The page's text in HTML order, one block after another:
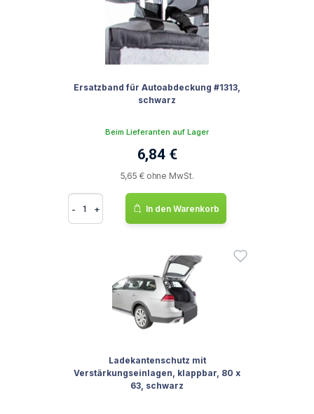
Ersatzband für Autoabdeckung #1313,
schwarz
Beim Lieferanten auf Lager
6,84 €
5,65 € ohne MwSt.
- + In den Warenkorb
Ladekantenschutz mit
Verstärkungseinlagen, klappbar, 80 x
63, schwarz